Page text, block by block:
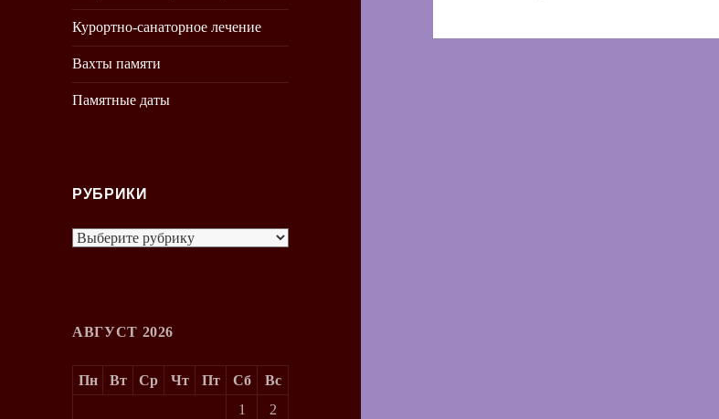
Курортно-санаторное лечение
Вахты памяти
Памятные даты
РУБРИКИ
Рубрики
АВГУСТ 2026
Пн Вт Ср Чт Пт Сб
Вс
1
2